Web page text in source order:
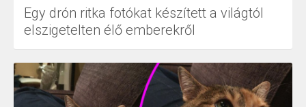
Egy drón ritka fotókat készített a világtól
elszigetelten élő emberekről